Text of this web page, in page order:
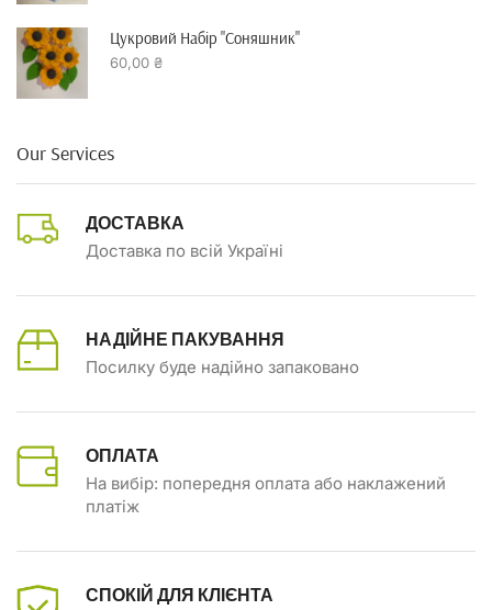
Цукровий Набір "Соняшник"
60,00 ₴
Our Services
ДОСТАВКА
Доставка по всій Україні
НАДІЙНЕ ПАКУВАННЯ
Посилку буде надійно запаковано
ОПЛАТА
На вибір: попередня оплата або наклажений
платіж
СПОКІЙ ДЛЯ КЛІЄНТА